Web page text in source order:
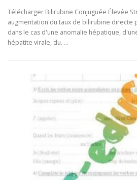
Télécharger Bilirubine Conjuguée Élevée
augmentation du taux de bilirubine directe
dans le cas d'une anomalie hépatique,
hépatite virale, du. …